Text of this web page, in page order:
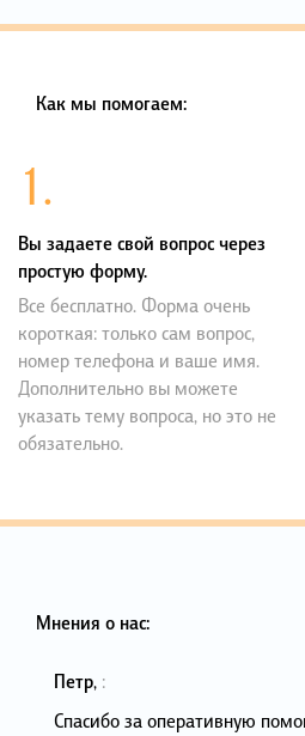
Как мы помогаем:
1.
Вы задаете свой вопрос через
простую форму.
Все бесплатно. Форма очень
короткая: только сам вопрос,
номер телефона и ваше имя.
Дополнительно вы можете
указать тему вопроса, но это не
обязательно.
Мнения о нас:
Петр, :
Спасибо за оперативную